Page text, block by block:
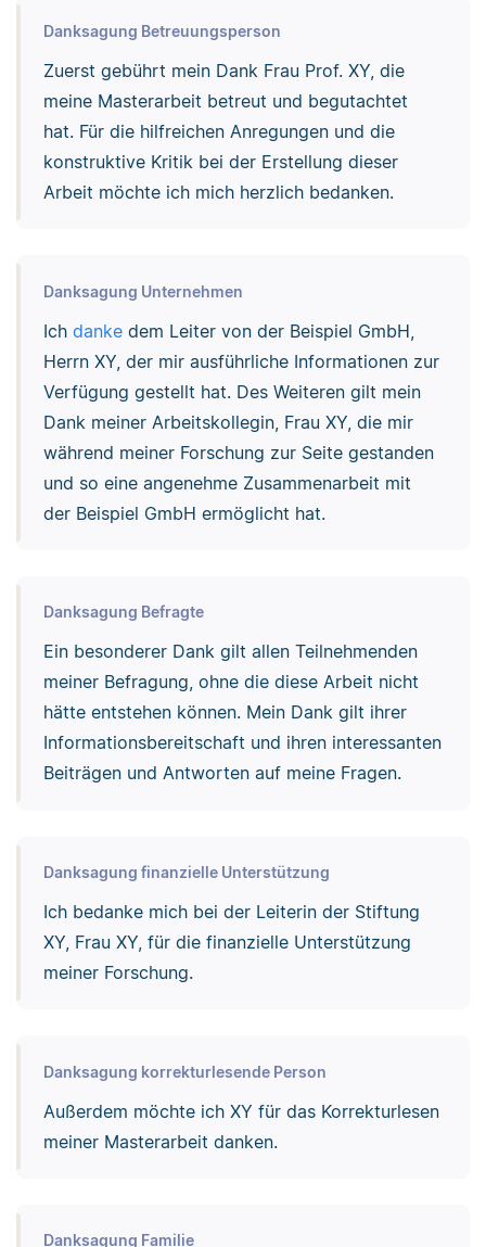
Danksagung Betreuungsperson
Zuerst gebührt mein Dank Frau Prof. XY, die
meine Masterarbeit betreut und begutachtet
hat. Für die hilfreichen Anregungen und die
konstruktive Kritik bei der Erstellung dieser
Arbeit möchte ich mich herzlich bedanken.
Danksagung Unternehmen
Ich dankedem Leiter von der Beispiel GmbH,
Herrn XY, der mir ausführliche Informationen zur
Verfügung gestellt hat. Des Weiteren gilt mein
Dank meiner Arbeitskollegin, Frau XY, die mir
während meiner Forschung zur Seite gestanden
und so eine angenehme Zusammenarbeit mit
der Beispiel GmbH ermöglicht hat.
Danksagung Befragte
Ein besonderer Dank gilt allen Teilnehmenden
meiner Befragung, ohne die diese Arbeit nicht
hätte entstehen können. Mein Dank gilt ihrer
Informationsbereitschaft und ihren interessanten
Beiträgen und Antworten auf meine Fragen.
Danksagung finanzielle Unterstützung
Ich bedanke mich bei der Leiterin der Stiftung
XY, Frau XY, für die finanzielle Unterstützung
meiner Forschung.
Danksagung korrekturlesende Person
Außerdem möchte ich XY für das Korrekturlesen
meiner Masterarbeit danken.
Danksagung Familie